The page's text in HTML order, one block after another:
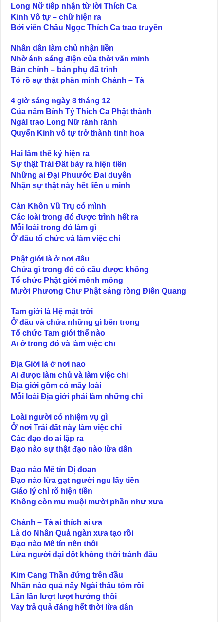
Long Nữ tiếp nhận từ lời Thích Ca
Kinh Vô tự – chữ hiện ra
Bởi viên Châu Ngọc Thích Ca trao truyền
Nhân dân làm chủ nhận liền
Nhờ ánh sáng điện của thời văn minh
Bản chính – bản phụ đã trình
Tỏ rõ sự thật phân minh Chánh – Tà
4 giờ sáng ngày 8 tháng 12
Của năm Bính Tý Thích Ca Phật thành
Ngài trao Long Nữ rành rành
Quyển Kinh vô tự trở thành tinh hoa
Hai lăm thế kỷ hiện ra
Sự thật Trái Đất bày ra hiện tiền
Những ai Đại Phuước Đai duyên
Nhận sự thật này hết liền u minh
Càn Khôn Vũ Trụ có mình
Các loài trong đó được trình hết ra
Mỗi loài trong đó làm gì
Ở đâu tổ chức và làm việc chi
Phật giới là ở nơi đâu
Chứa gì trong đó có cầu được không
Tổ chức Phật giới mênh mông
Mười Phương Chư Phật sáng ròng Điên Quang
Tam giới là Hệ mặt trời
Ở đâu và chứa những gì bên trong
Tổ chức Tam giới thế nào
Ai ở trong đó và làm việc chi
Địa Giới là ở nơi nao
Ai được làm chủ và làm việc chi
Địa giới gồm có mấy loài
Mỗi loài Địa giới phải làm những chi
Loài người có nhiệm vụ gì
Ở nơi Trái đất này làm việc chi
Các đạo do ai lập ra
Đạo nào sự thật đạo nào lừa dân
Đạo nào Mê tín Dị đoan
Đạo nào lừa gạt người ngu lấy tiền
Giáo lý chỉ rõ hiện tiền
Không còn mu muội mười phần như xưa
Chánh – Tà ai thích ai ưa
Là do Nhân Quả ngàn xưa tạo rồi
Đạo nào Mê tín nên thôi
Lừa người dại dột không thời tránh đâu
Kim Cang Thần đứng trên đầu
Nhân nào quả nấy Ngài thâu tóm rồi
Lần lần lượt lượt hưởng thôi
Vay trả quả đáng hết thời lừa dân